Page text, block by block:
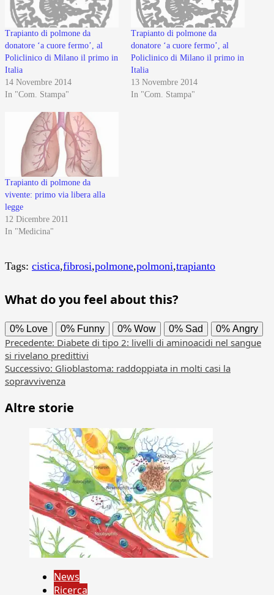
Trapianto di polmone da
donatore ‘a cuore fermo’, al
Policlinico di Milano il primo in
Italia
14 Novembre 2014
In "Com. Stampa"
Trapianto di polmone da
donatore ‘a cuore fermo’, al
Policlinico di Milano il primo in
Italia
13 Novembre 2014
In "Com. Stampa"
Trapianto di polmone da
vivente: primo via libera alla
legge
12 Dicembre 2011
In "Medicina"
Tags: cistica,fibrosi,polmone,polmoni,trapianto
What do you feel about this?
0% Love 0% Funny 0% Wow 0% Sad 0% Angry
Navigazione
articolo
Precedente: Diabete di tipo 2: livelli di aminoacidi nel sangue
si rivelano predittivi
Successivo: Glioblastoma: raddoppiata in molti casi la
sopravvivenza
Altre storie
News
Ricerca